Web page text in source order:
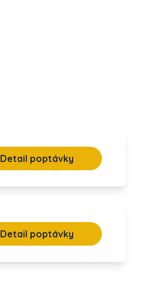
Detail poptávky
Detail poptávky